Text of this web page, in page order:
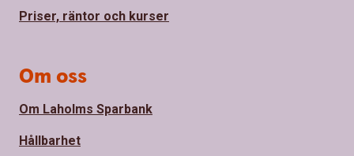
Priser, räntor och kurser
Om oss
Om Laholms Sparbank
Hållbarhet